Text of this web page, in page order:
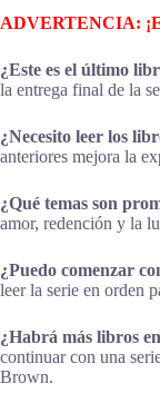
ADVERTENCIA:
¿Este es el último
la entrega final de la
¿Necesito leer los
anteriores mejora la
¿Qué temas son
amor, redención y la
¿Puedo comenzar
leer la serie en orden
¿Habrá más libros
continuar con una
Brown.